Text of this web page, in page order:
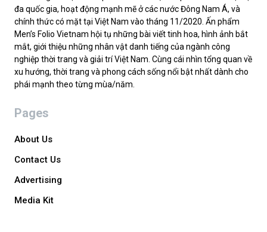
đa quốc gia, hoạt động mạnh mẽ ở các nước Đông Nam Á, và
chính thức có mặt tại Việt Nam vào tháng 11/2020. Ấn phẩm
Men’s Folio Vietnam hội tụ những bài viết tinh hoa, hình ảnh bắt
mắt, giới thiệu những nhân vật danh tiếng của ngành công
nghiệp thời trang và giải trí Việt Nam. Cùng cái nhìn tổng quan về
xu hướng, thời trang và phong cách sống nổi bật nhất dành cho
phái mạnh theo từng mùa/năm.
Pages
About Us
Contact Us
Advertising
Media Kit